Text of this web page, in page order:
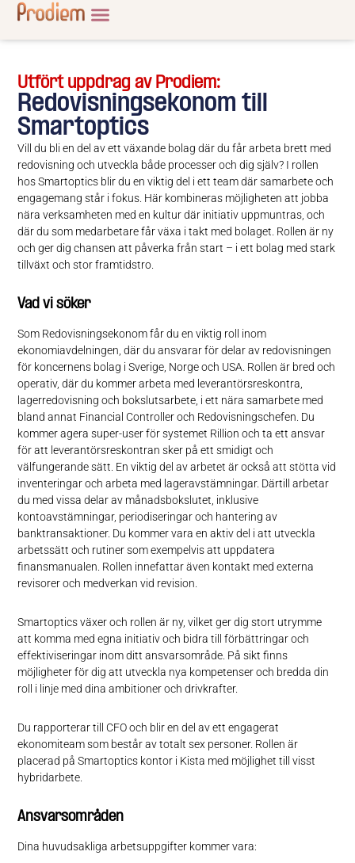
Utfört uppdrag av Prodiem:
Redovisningsekonom till
Smartoptics
Vill du bli en del av ett växande bolag där du får arbeta brett med
redovisning och utveckla både processer och dig själv? I rollen
hos Smartoptics blir du en viktig del i ett team där samarbete och
engagemang står i fokus. Här kombineras möjligheten att jobba
nära verksamheten med en kultur där initiativ uppmuntras, och
där du som medarbetare får växa i takt med bolaget. Rollen är ny
och ger dig chansen att påverka från start – i ett bolag med stark
tillväxt och stor framtidstro.
Vad vi söker
Som Redovisningsekonom får du en viktig roll inom
ekonomiavdelningen, där du ansvarar för delar av redovisningen
för koncernens bolag i Sverige, Norge och USA. Rollen är bred och
operativ, där du kommer arbeta med leverantörsreskontra,
lagerredovisning och bokslutsarbete, i ett nära samarbete med
bland annat Financial Controller och Redovisningschefen. Du
kommer agera super-user för systemet Rillion och ta ett ansvar
för att leverantörsreskontran sker på ett smidigt och
välfungerande sätt. En viktig del av arbetet är också att stötta vid
inventeringar och arbeta med lageravstämningar. Därtill arbetar
du med vissa delar av månadsbokslutet, inklusive
kontoavstämningar, periodiseringar och hantering av
banktransaktioner. Du kommer vara en aktiv del i att utveckla
arbetssätt och rutiner som exempelvis att uppdatera
finansmanualen. Rollen innefattar även kontakt med externa
revisorer och medverkan vid revision.
Smartoptics växer och rollen är ny, vilket ger dig stort utrymme
att komma med egna initiativ och bidra till förbättringar och
effektiviseringar inom ditt ansvarsområde. På sikt finns
möjligheter för dig att utveckla nya kompetenser och bredda din
roll i linje med dina ambitioner och drivkrafter.
Du rapporterar till CFO och blir en del av ett engagerat
ekonomiteam som består av totalt sex personer. Rollen är
placerad på Smartoptics kontor i Kista med möjlighet till visst
hybridarbete.
Ansvarsområden
Dina huvudsakliga arbetsuppgifter kommer vara: